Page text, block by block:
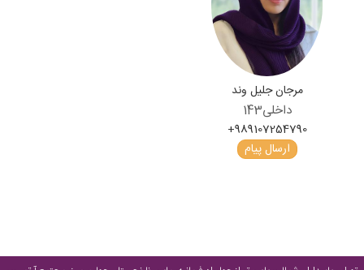
مرجان جلیل وند
داخلی143
+989107254790
ارسال پیام